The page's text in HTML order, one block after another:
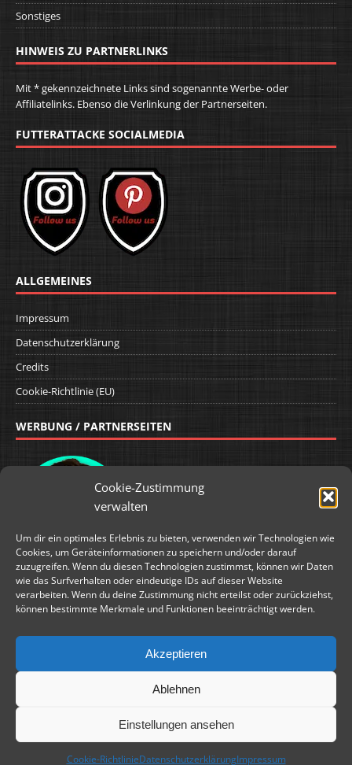
Cookie-Zustimmung
verwalten
Um dir ein optimales Erlebnis zu bieten, verwenden wir Technologien wie
Cookies, um Geräteinformationen zu speichern und/oder darauf
zuzugreifen. Wenn du diesen Technologien zustimmst, können wir Daten
wie das Surfverhalten oder eindeutige IDs auf dieser Website
verarbeiten. Wenn du deine Zustimmung nicht erteilst oder zurückziehst,
können bestimmte Merkmale und Funktionen beeinträchtigt werden.
Akzeptieren
Ablehnen
Einstellungen ansehen
Cookie-RichtlinieDatenschutzerklärungImpressum
Sonstiges
HINWEIS ZU PARTNERLINKS
Mit * gekennzeichnete Links sind sogenannte Werbe- oder
Affiliatelinks. Ebenso die Verlinkung der Partnerseiten.
FUTTERATTACKE SOCIALMEDIA
ALLGEMEINES
Impressum
Datenschutzerklärung
Credits
Cookie-Richtlinie (EU)
WERBUNG / PARTNERSEITEN
WERBUNG / PARTNERSEITEN